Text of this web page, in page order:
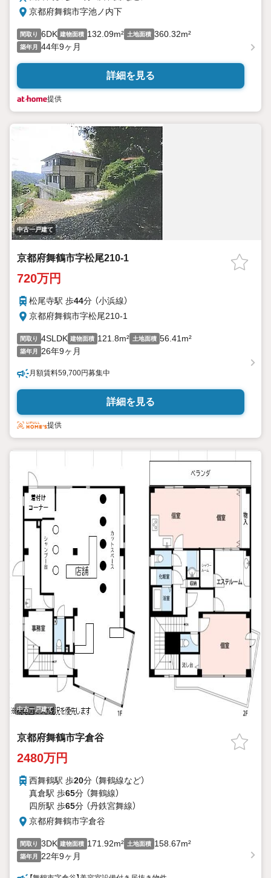
京都府舞鶴市字池ノ内下
間取り 6DK 建物面積 132.09m² 土地面積 360.32m²
築年月 44年9ヶ月
詳細を見る
提供
中古一戸建て
京都府舞鶴市字松尾210-1
720万円
松尾寺駅 歩44分 （小浜線）
京都府舞鶴市字松尾210-1
間取り 4SLDK 建物面積 121.8m² 土地面積 56.41m²
築年月 26年9ヶ月
月額賃料59,700円募集中
詳細を見る
提供
中古一戸建て
京都府舞鶴市字倉谷
2480万円
西舞鶴駅 歩20分 （舞鶴線など）
真倉駅 歩65分 （舞鶴線）
四所駅 歩65分 （丹鉄宮舞線）
京都府舞鶴市字倉谷
間取り 3DK 建物面積 171.92m² 土地面積 158.67m²
築年月 22年9ヶ月